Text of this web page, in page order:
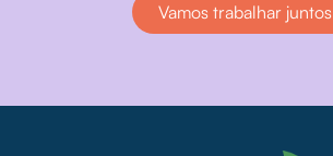
Vamos trabalhar juntos